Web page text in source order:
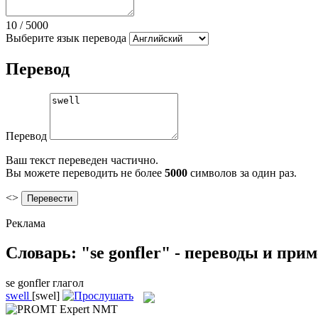
10 / 5000
Выберите язык перевода
Перевод
Перевод
Ваш текст переведен частично.
Вы можете переводить не более 5000 символов за один раз.
<>
Реклама
Словарь: "se gonfler" - переводы и
se gonfler глагол
swell [swel]